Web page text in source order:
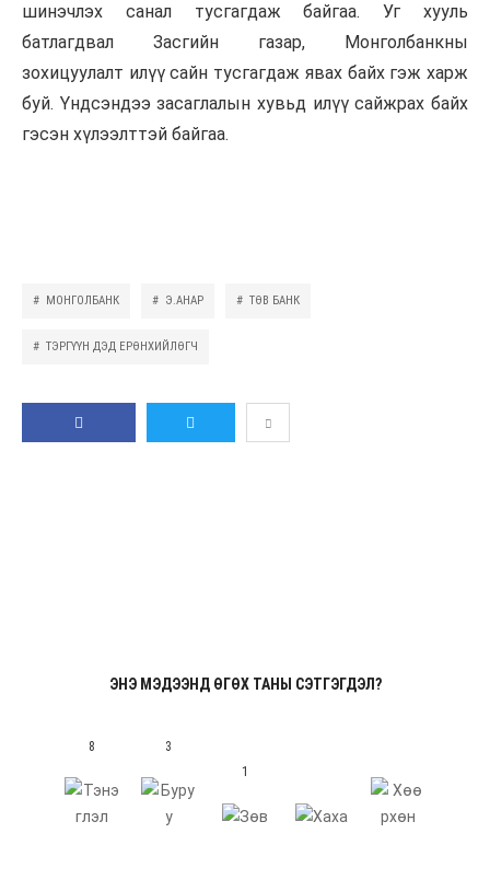
шинэчлэх санал тусгагдаж байгаа. Уг хууль
батлагдвал Засгийн газар, Монголбанкны
зохицуулалт илүү сайн тусгагдаж явах байх гэж харж
буй. Үндсэндээ засаглалын хувьд илүү сайжрах байх
гэсэн хүлээлттэй байгаа.
МОНГОЛБАНК Э.АНАР ТӨВ БАНК
ТЭРГҮҮН ДЭД ЕРӨНХИЙЛӨГЧ
ЭНЭ МЭДЭЭНД ӨГӨХ ТАНЫ СЭТГЭГДЭЛ?
8
3
1